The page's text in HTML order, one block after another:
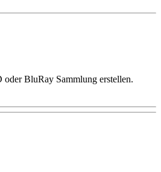
BluRay Sammlung erstellen.